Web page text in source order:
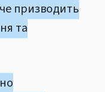
призводить
та